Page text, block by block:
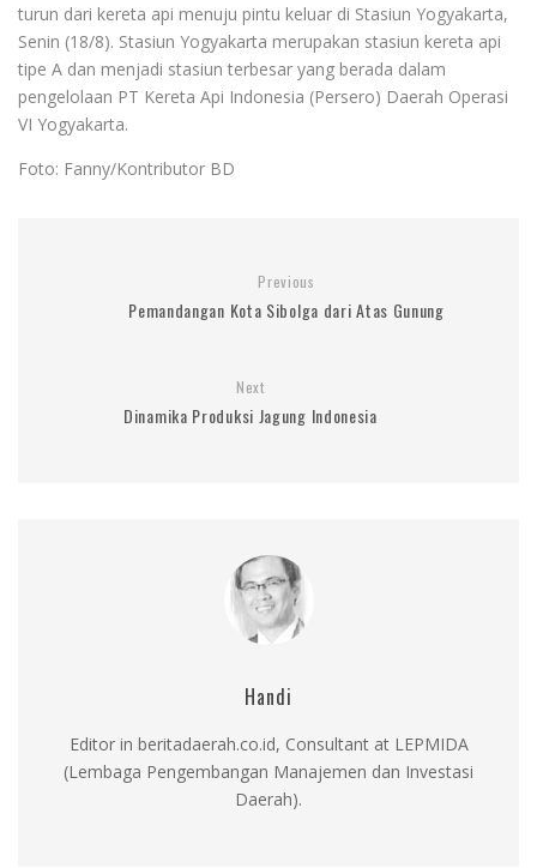
turun dari kereta api menuju pintu keluar di Stasiun Yogyakarta,
Senin (18/8). Stasiun Yogyakarta merupakan stasiun kereta api
tipe A dan menjadi stasiun terbesar yang berada dalam
pengelolaan PT Kereta Api Indonesia (Persero) Daerah Operasi
VI Yogyakarta.
Foto: Fanny/Kontributor BD
Previous
Pemandangan Kota Sibolga dari Atas Gunung
Next
Dinamika Produksi Jagung Indonesia
Handi
Editor in beritadaerah.co.id, Consultant at LEPMIDA
(Lembaga Pengembangan Manajemen dan Investasi
Daerah).